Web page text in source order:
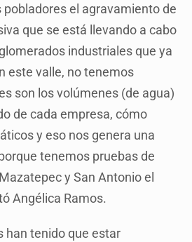
pobladores el agravamiento de
que se está llevando a cabo
industriales que ya
este valle, no tenemos
son los volúmenes (de agua)
de cada empresa, cómo
y eso nos genera una
tenemos pruebas de
y San Antonio el
Angélica Ramos.
han tenido que estar